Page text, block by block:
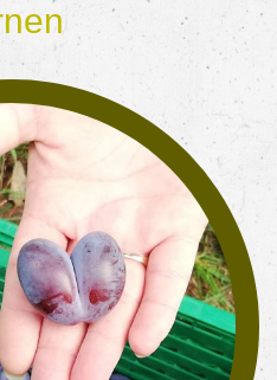
unseren Ziegen